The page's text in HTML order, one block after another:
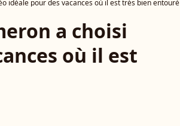
idéale pour des vacances où il est très bien entouré
a choisi
où il est